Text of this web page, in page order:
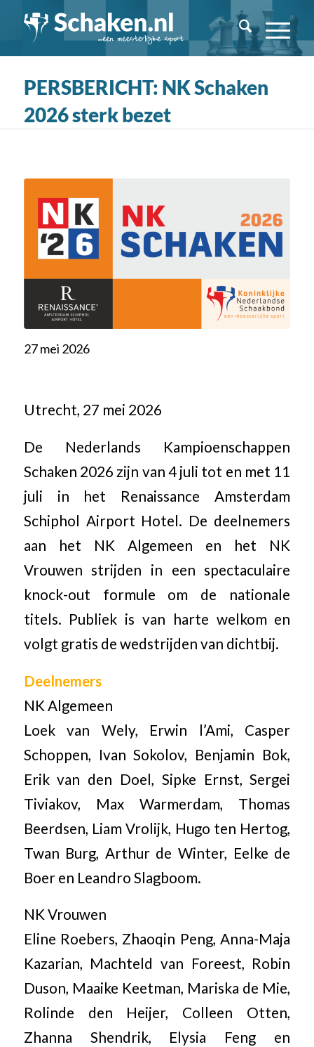
PERSBERICHT: NK Schaken
2026 sterk bezet
27 mei 2026
Utrecht, 27 mei 2026
De Nederlands Kampioenschappen
Schaken 2026 zijn van 4 juli tot en met 11
juli in het Renaissance Amsterdam
Schiphol Airport Hotel. De deelnemers
aan het NK Algemeen en het NK
Vrouwen strijden in een spectaculaire
knock-out formule om de nationale
titels. Publiek is van harte welkom en
volgt gratis de wedstrijden van dichtbij.
Deelnemers
NK Algemeen
Loek van Wely, Erwin l’Ami, Casper
Schoppen, Ivan Sokolov, Benjamin Bok,
Erik van den Doel, Sipke Ernst, Sergei
Tiviakov, Max Warmerdam, Thomas
Beerdsen, Liam Vrolijk, Hugo ten Hertog,
Twan Burg, Arthur de Winter, Eelke de
Boer en Leandro Slagboom.
NK Vrouwen
Eline Roebers, Zhaoqin Peng, Anna-Maja
Kazarian, Machteld van Foreest, Robin
Duson, Maaike Keetman, Mariska de Mie,
Rolinde den Heijer, Colleen Otten,
Zhanna Shendrik, Elysia Feng en